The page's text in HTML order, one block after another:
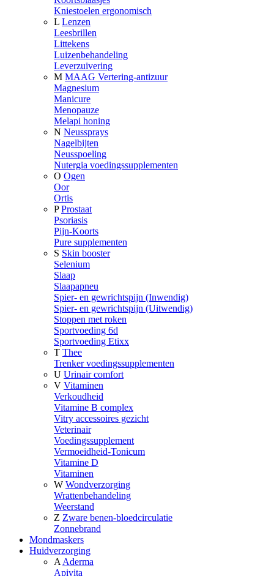
Kniestoelen ergonomisch
L Lenzen
Leesbrillen
Littekens
Luizenbehandeling
Leverzuivering
M MAAG Vertering-antizuur
Magnesium
Manicure
Menopauze
Melapi honing
N Neussprays
Nagelbijten
Neusspoeling
Nutergia voedingssupplementen
O Ogen
Oor
Ortis
P Prostaat
Psoriasis
Pijn-Koorts
Pure supplementen
S Skin booster
Selenium
Slaap
Slaapapneu
Spier- en gewrichtspijn (Inwendig)
Spier- en gewrichtspijn (Uitwendig)
Stoppen met roken
Sportvoeding 6d
Sportvoeding Etixx
T Thee
Trenker voedingssupplementen
U Urinair comfort
V Vitaminen
Verkoudheid
Vitamine B complex
Vitry accessoires gezicht
Veterinair
Voedingssupplement
Vermoeidheid-Tonicum
Vitamine D
Vitaminen
W Wondverzorging
Wrattenbehandeling
Weerstand
Z Zware benen-bloedcirculatie
Zonnebrand
Mondmaskers
Huidverzorging
A Aderma
Apivita